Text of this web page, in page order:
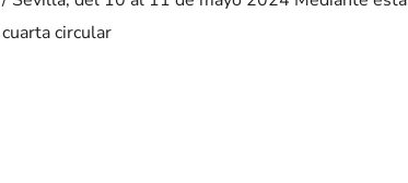
cuarta circular